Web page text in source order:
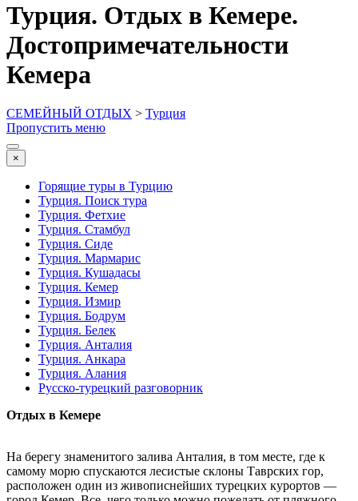
Турция. Отдых в Кемере.
Достопримечательности
Кемера
СЕМЕЙНЫЙ ОТДЫХ > Турция
Пропустить меню
×
Горящие туры в Турцию
Турция. Поиск тура
Турция. Фетхие
Турция. Стамбул
Турция. Сиде
Турция. Мармарис
Турция. Кушадасы
Турция. Кемер
Турция. Измир
Турция. Бодрум
Турция. Белек
Турция. Анталия
Турция. Анкара
Турция. Алания
Русско-турецкий разговорник
Отдых в Кемере
На берегу знаменитого залива Анталия, в том месте, где к
самому морю спускаются лесистые склоны Таврских гор,
расположен один из живописнейших турецких курортов —